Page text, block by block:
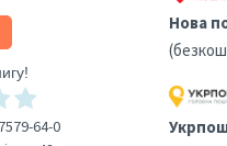
64-0
Нова